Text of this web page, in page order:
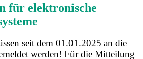
für elektronische
seit dem 01.01.2025 an die
werden! Für die Mitteilung